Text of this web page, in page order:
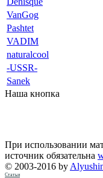
VanGog
Pashtet
VADIM
naturalcool
-USSR-
Sanek
Наша кнопка
При использовании
источник обязательна
© 2003-2016 by
Статьи